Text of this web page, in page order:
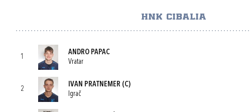
HNK CIBALIA
1
ANDRO PAPAC
Vratar
2
IVAN PRATNEMER (C)
Igrač